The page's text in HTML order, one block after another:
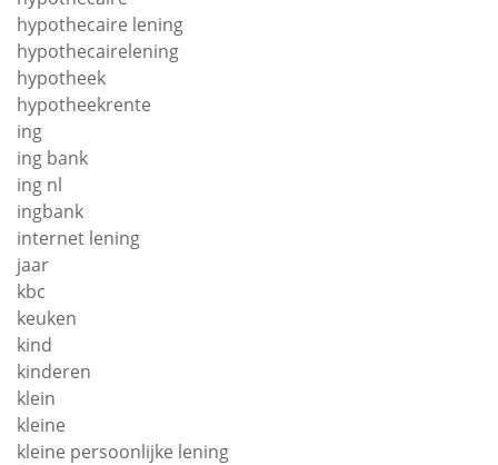
hypothecaire lening
hypothecairelening
hypotheek
hypotheekrente
ing
ing bank
ing nl
ingbank
internet lening
jaar
kbc
keuken
kind
kinderen
klein
kleine
kleine persoonlijke lening